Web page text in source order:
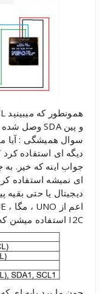
دیگه ای استفاده کرد
جواب اینه که خیر. به
ای نمیشه استفاده
دیجیتال یا حتی بقیه
I2C استفاده میشن که جدولشو میتونین اینجا ببینین: